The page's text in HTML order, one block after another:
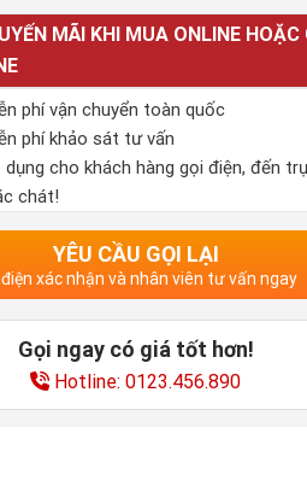
MÃI KHI MUA ONLINE HOẶC
phí vận chuyển toàn quốc
phí khảo sát tư vấn
dụng cho khách hàng gọi điện, đến
chát!
YÊU CẦU GỌI LẠI
điện xác nhận và nhân viên tư vấn ngay
Gọi ngay có giá tốt hơn!
Hotline: 0123.456.890